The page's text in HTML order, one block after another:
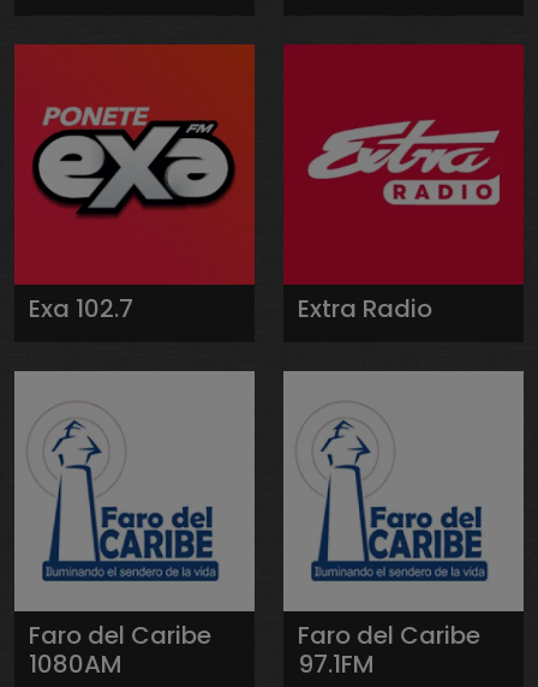
Exa 102.7 Extra Radio
Faro del Caribe
1080AM
Faro del Caribe
97.1FM